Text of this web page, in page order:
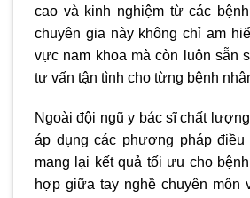
cao và kinh nghiệm từ các
chuyên gia này không chỉ am
vực nam khoa mà còn luôn sẵn
tư vấn tận tình cho từng bệnh
Ngoài đội ngũ y bác sĩ chất
áp dụng các phương pháp
mang lại kết quả tối ưu cho
hợp giữa tay nghề chuyên môn